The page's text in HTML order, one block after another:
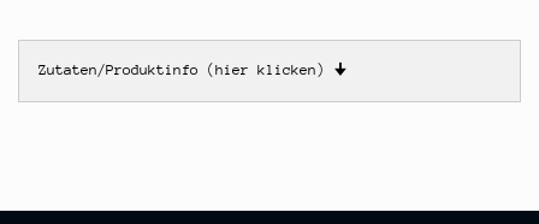
Zutaten/Produktinfo (hier klicken) 🠋